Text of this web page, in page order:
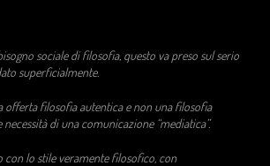
sociale di filosofia, questo va preso sul serio
superficialmente.
offerta filosofia autentica e non una filosofia
necessità di una comunicazione “mediatica”.
con lo stile veramente filosofico, con